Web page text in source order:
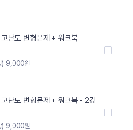
난도 변형문제 + 워크북
) 9,000원
난도 변형문제 + 워크북 - 2강
) 9,000원